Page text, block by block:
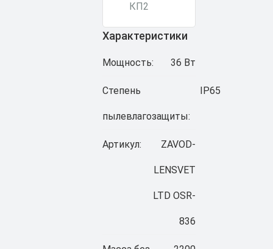
Характеристики
Мощность: 36 Вт
Степень
пылевлагозащиты:
IP65
Артикул: ZAVOD-
LENSVET
LTD OSR-
836
КП2